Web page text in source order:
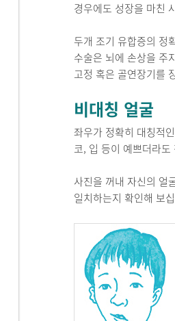
경우에도 성장을 마친
두개 조기 유합증의 정
수술은 뇌에 손상을 주
고정 혹은 골연장기를
비대칭 얼굴
좌우가 정확히 대칭적
코, 입 등이 예쁘더라
사진을 꺼내 자신의 얼
일치하는지 확인해 보